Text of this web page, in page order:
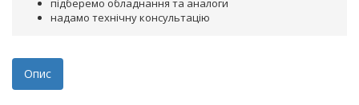
підберемо обладнання та аналоги
надамо технічну консультацію
Опис